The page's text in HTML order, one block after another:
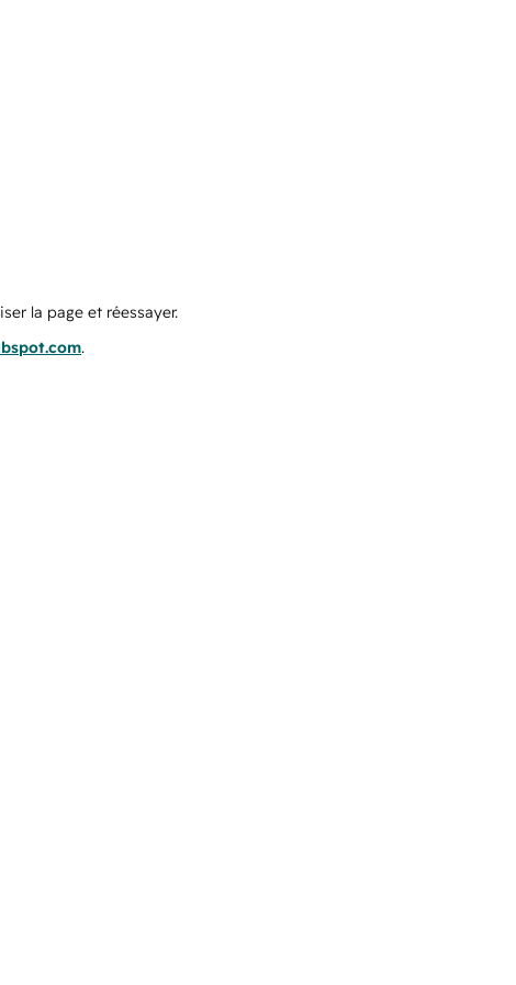
la page et réessayer.
.